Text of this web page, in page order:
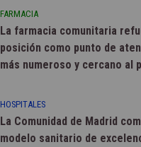
FARMACIA
La farmacia comunitaria
posición como punto de
más numeroso y cercano al
HOSPITALES
La Comunidad de Madrid
modelo sanitario de